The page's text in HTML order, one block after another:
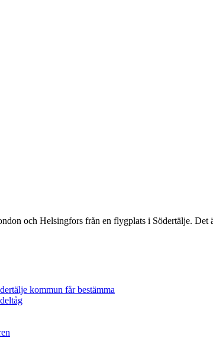
och Helsingfors från en flygplats i Södertälje.
kommun får bestämma